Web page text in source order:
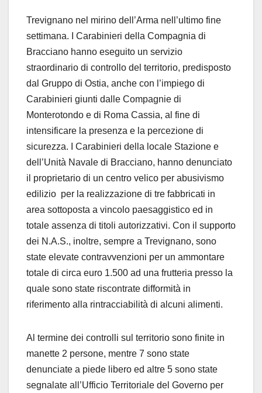
Trevignano nel mirino dell’Arma nell’ultimo fine
settimana. I Carabinieri della Compagnia di
Bracciano hanno eseguito un servizio
straordinario di controllo del territorio, predisposto
dal Gruppo di Ostia, anche con l’impiego di
Carabinieri giunti dalle Compagnie di
Monterotondo e di Roma Cassia, al fine di
intensificare la presenza e la percezione di
sicurezza. I Carabinieri della locale Stazione e
dell’Unità Navale di Bracciano, hanno denunciato
il proprietario di un centro velico per abusivismo
edilizio per la realizzazione di tre fabbricati in
area sottoposta a vincolo paesaggistico ed in
totale assenza di titoli autorizzativi. Con il supporto
dei N.A.S., inoltre, sempre a Trevignano, sono
state elevate contravvenzioni per un ammontare
totale di circa euro 1.500 ad una frutteria presso la
quale sono state riscontrate difformità in
riferimento alla rintracciabilità di alcuni alimenti.
Al termine dei controlli sul territorio sono finite in
manette 2 persone, mentre 7 sono state
denunciate a piede libero ed altre 5 sono state
segnalate all’Ufficio Territoriale del Governo per